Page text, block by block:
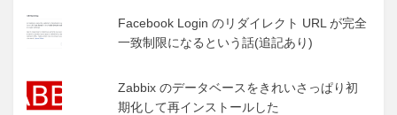
Facebook Login のリダイレクト URL が完全
一致制限になるという話(追記あり)
Zabbix のデータベースをきれいさっぱり初
期化して再インストールした